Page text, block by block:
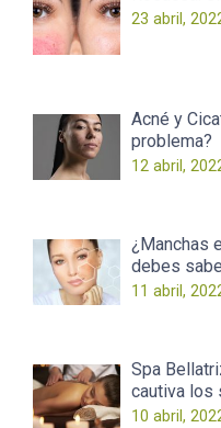
23 abril,
Acné y
problema?
12 abril,
¿Manchas
debes
11 abril,
Spa
cautiva los
10 abril,